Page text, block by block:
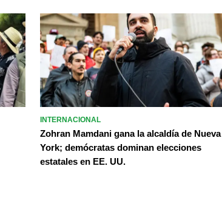
INTERNACIONAL
Zohran Mamdani gana la alcaldía de Nueva
York; demócratas dominan elecciones
estatales en EE. UU.